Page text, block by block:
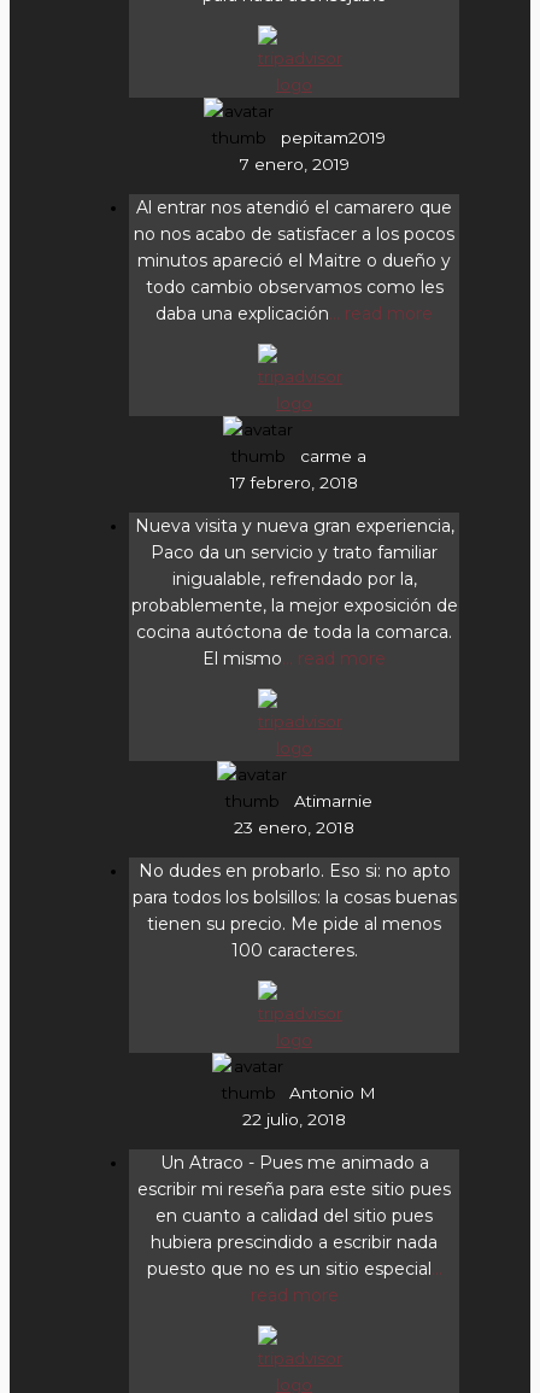
pepitam2019
7 enero, 2019
Al entrar nos atendió el camarero que
no nos acabo de satisfacer a los pocos
minutos apareció el Maitre o dueño y
todo cambio observamos como les
daba una explicación... read more
carme a
17 febrero, 2018
Nueva visita y nueva gran experiencia,
Paco da un servicio y trato familiar
inigualable, refrendado por la,
probablemente, la mejor exposición de
cocina autóctona de toda la comarca.
El mismo... read more
Atimarnie
23 enero, 2018
No dudes en probarlo. Eso si: no apto
para todos los bolsillos: la cosas buenas
tienen su precio. Me pide al menos
100 caracteres.
Antonio M
22 julio, 2018
Un Atraco - Pues me animado a
escribir mi reseña para este sitio pues
en cuanto a calidad del sitio pues
hubiera prescindido a escribir nada
puesto que no es un sitio especial ...
read more